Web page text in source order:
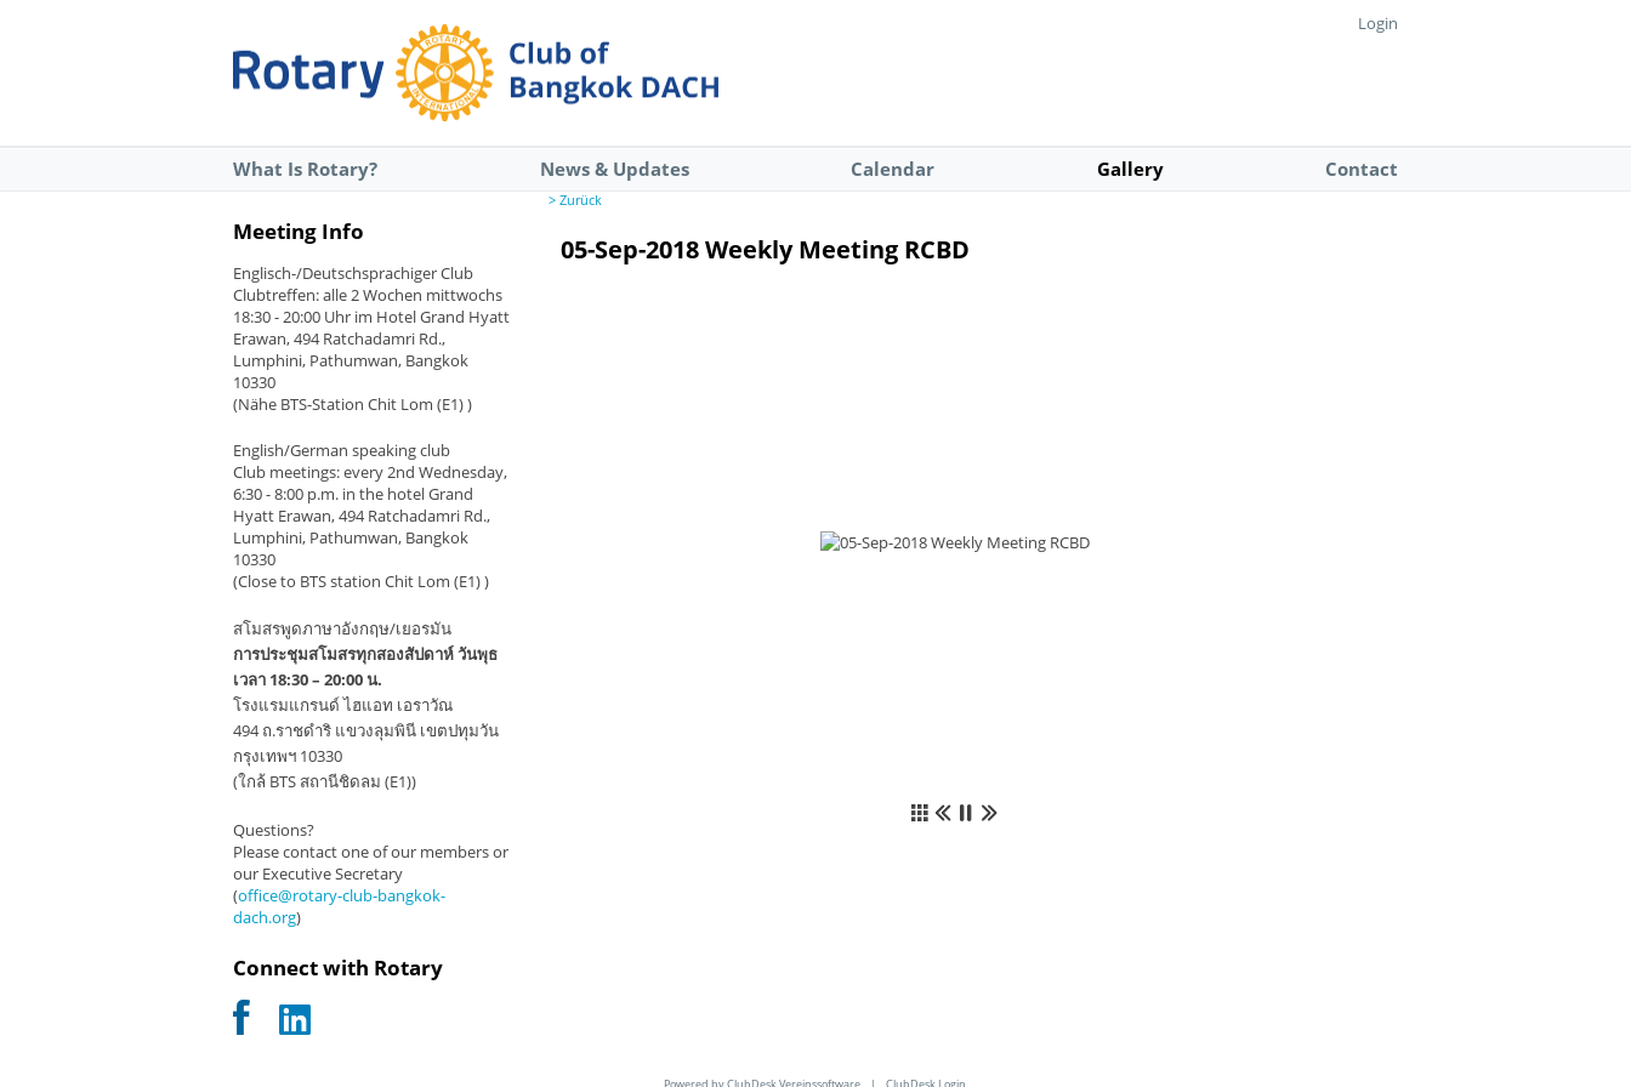
Login
What Is Rotary? News & Updates Calendar Gallery Contact
Meeting Info
Englisch-/Deutschsprachiger Club
Clubtreffen: alle 2 Wochen mittwochs
18:30 - 20:00 Uhr im Hotel Grand Hyatt
Erawan, 494 Ratchadamri Rd.,
Lumphini, Pathumwan, Bangkok
10330
(Nähe BTS-Station Chit Lom (E1) )
English/German speaking club
Club meetings: every 2nd Wednesday,
6:30 - 8:00 p.m. in the hotel Grand
Hyatt Erawan, 494 Ratchadamri Rd.,
Lumphini, Pathumwan, Bangkok
10330
(Close to BTS station Chit Lom (E1) )
สโมสรพูดภาษาอังกฤษ/เยอรมัน
การประชุมสโมสรทุกสองสัปดาห์ วันพุธ
เวลา 18:30 – 20:00 น.
โรงแรมแกรนด์ ไฮแอท เอราวัณ
494 ถ.ราชดำริ แขวงลุมพินี เขตปทุมวัน
กรุงเทพฯ 10330
(ใกล้ BTS สถานีชิดลม (E1))
Questions?
Please contact one of our members or
our Executive Secretary
(office@rotary-club-bangkok-
dach.org)
Connect with Rotary
> Zurück
05-Sep-2018 Weekly Meeting RCBD
Powered by ClubDesk Vereinssoftware |ClubDesk Login